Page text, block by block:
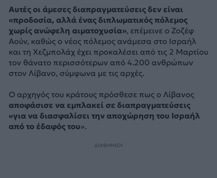
Αυτές οι άμεσες διαπραγματεύσεις δεν είναι
«προδοσία, αλλά ένας διπλωματικός πόλεμος
χωρίς ανώφελη αιματοχυσία», επέμεινε ο Ζοζέφ
Αούν, καθώς ο νέος πόλεμος ανάμεσα στο Ισραήλ
και τη Χεζμπολάχ έχει προκαλέσει από τις 2 Μαρτίου
τον θάνατο περισσότερων από 4.200 ανθρώπων
στον Λίβανο, σύμφωνα με τις αρχές.
Ο αρχηγός του κράτους πρόσθεσε πως ο Λίβανος
αποφάσισε να εμπλακεί σε διαπραγματεύσεις
«για να διασφαλίσει την αποχώρηση του Ισραήλ
από το έδαφός του».
ΔΙΑΦΗΜΙΣΗ